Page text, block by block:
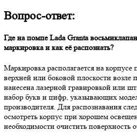
Вопрос-ответ:
Где на помпе Lada Granta
маркировка и как её распознать?
Маркировка располагается на
верхней или боковой плоскости возле
нанесена лазерной гравировкой или
набор букв и цифр, указывающих
производителя. Для распознавания
осмотреть корпус при хорошем
необходимости очистить поверхность